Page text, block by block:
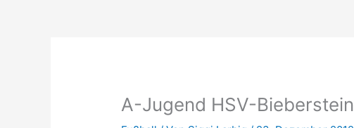
A-Jugend HSV-Bieberstein